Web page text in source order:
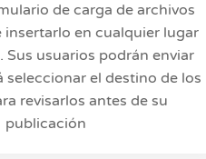
de carga de archivos
insertarlo en cualquier lugar
Sus usuarios podrán enviar
seleccionar el destino de los
revisarlos antes de su
publicación